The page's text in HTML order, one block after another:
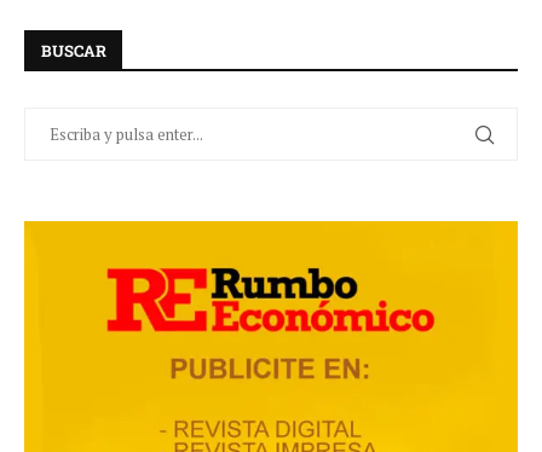
BUSCAR